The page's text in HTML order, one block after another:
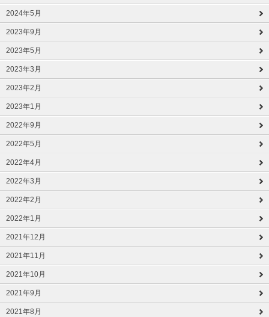
2024年5月
2023年9月
2023年5月
2023年3月
2023年2月
2023年1月
2022年9月
2022年5月
2022年4月
2022年3月
2022年2月
2022年1月
2021年12月
2021年11月
2021年10月
2021年9月
2021年8月